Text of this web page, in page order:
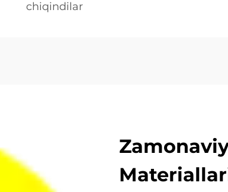
chiqindilar